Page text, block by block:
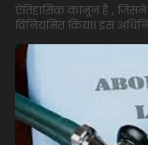
ऐतिहासिक कानून है ,
विनियमित किया। इस